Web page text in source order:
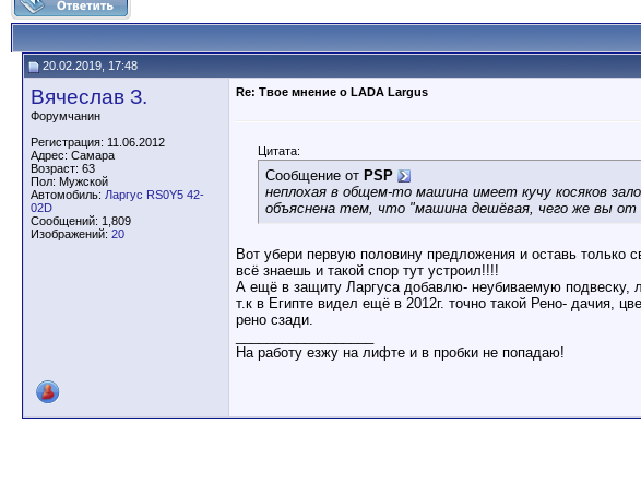
20.02.2019, 17:48
Вячеслав З.
Форумчанин
Регистрация: 11.06.2012
Адрес: Самара
Возраст: 63
Пол: Мужской
Автомобиль: Ларгус RS0Y5 42-
02D
Сообщений: 1,809
Изображений: 20
Re: Твое мнение о LADA Largus
Цитата:
Сообщение от PSP
неплохая в общем-то машина имеет кучу косяков
объяснена тем, что "машина дешёвая, чего же вы от
Вот убери первую половину предложения и оставь
всё знаешь и такой спор тут устроил!!!!
А ещё в защиту Ларгуса добавлю- неубиваемую подвеску,
т.к в Египте видел ещё в 2012г. точно такой Рено- дачия,
рено сзади.
На работу езжу на лифте и в пробки не попадаю!